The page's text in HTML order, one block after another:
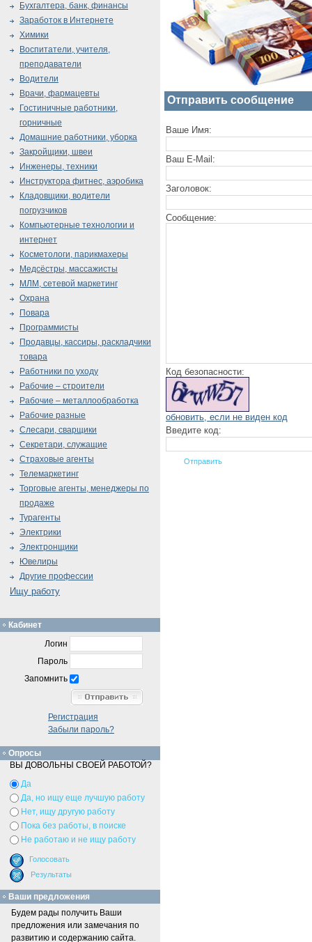
Отправить сообщение
Ваше Имя:
Ваш E-Mail:
Заголовок:
Сообщение:
Код безопасности:
обновить, если не виден код
Введите код:
Бухгалтера, банк, финансы
Заработок в Интернете
Химики
Воспитатели, учителя,
преподаватели
Водители
Врачи, фармацевты
Гостиничные работники,
горничные
Домашние работники, уборка
Закройщики, швеи
Инженеры, техники
Инструктора фитнес, аэробика
Кладовщики, водители
погрузчиков
Компьютерные технологии и
интернет
Косметологи, парикмахеры
Медсёстры, массажисты
МЛМ, сетевой маркетинг
Охрана
Повара
Программисты
Продавцы, кассиры, раскладчики
товара
Работники по уходу
Рабочие – строители
Рабочие – металлообработка
Рабочие разные
Слесари, сварщики
Секретари, служащие
Страховые агенты
Телемаркетинг
Торговые агенты, менеджеры по
продаже
Турагенты
Электрики
Электронщики
Ювелиры
Другие профессии
Ищу работу
Кабинет
Логин
Пароль
Запомнить
Регистрация
Забыли пароль?
Опросы
ВЫ ДОВОЛЬНЫ СВОЕЙ РАБОТОЙ?
Да
Да, но ищу еще лучшую работу
Нет, ищу другую работу
Пока без работы, в поиске
Не работаю и не ищу работу
Ваши предложения
Будем рады получить Ваши
предложения или замечания по
развитию и содержанию сайта.